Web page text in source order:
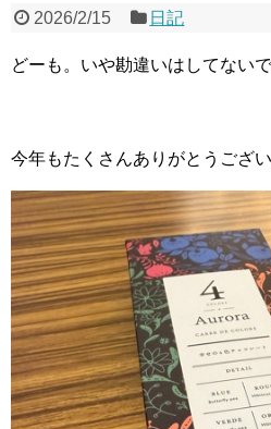
2026/2/15 日記
どーも。いや勘違いはしてない
今年もたくさんありがとうござい